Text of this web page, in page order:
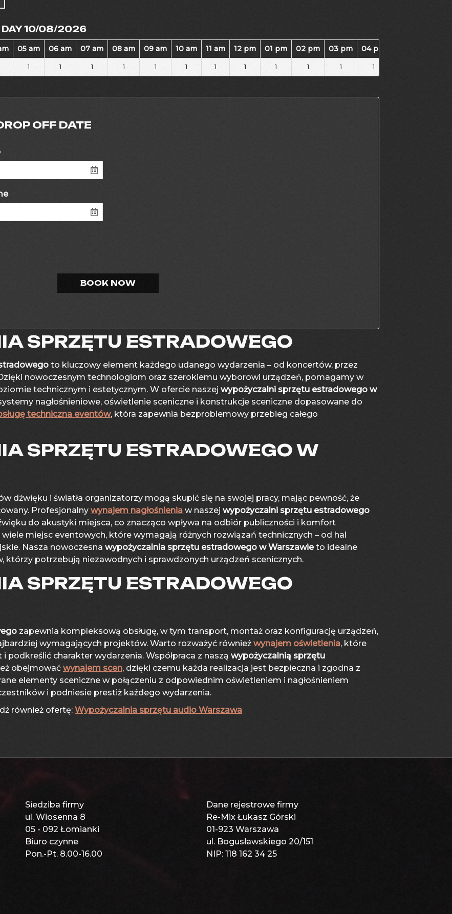
DAY 10/08/2026
05 am 06 am 07 am 08 am 09 am 10 am 11 am 12 pm 01 pm 02 pm 03 pm 04 pm
1 1 1 1 1 1 1 1 1 1 1 1
OFF DATE
SPRZĘTU ESTRADOWEGO
to kluczowy element każdego udanego wydarzenia – od koncertów, przez
nowoczesnym technologiom oraz szerokiemu wyborowi urządzeń, pomagamy w
technicznym i estetycznym. W ofercie naszej wypożyczalni sprzętu estradowego w
nagłośnieniowe, oświetlenie sceniczne i konstrukcje sceniczne dopasowane do
techniczna eventów, która zapewnia bezproblemowy przebieg całego
SPRZĘTU ESTRADOWEGO W
dźwięku i światła organizatorzy mogą skupić się na swojej pracy, mając pewność, że
Profesjonalny wynajem nagłośnienia w naszej wypożyczalni sprzętu estradowego
do akustyki miejsca, co znacząco wpływa na odbiór publiczności i komfort
miejsc eventowych, które wymagają różnych rozwiązań technicznych – od hal
Nasza nowoczesna wypożyczalnia sprzętu estradowego w Warszawieto idealne
którzy potrzebują niezawodnych i sprawdzonych urządzeń scenicznych.
SPRZĘTU ESTRADOWEGO
zapewnia kompleksową obsługę, w tym transport, montaż oraz konfigurację urządzeń,
wymagających projektów. Warto rozważyć również wynajem oświetlenia, które
charakter wydarzenia. Współpraca z naszą wypożyczalnią sprzętu
obejmować wynajem scen, dzięki czemu każda realizacja jest bezpieczna i zgodna z
elementy sceniczne w połączeniu z odpowiednim oświetleniem i nagłośnieniem
i podniesie prestiż każdego wydarzenia.
również ofertę: Wypożyczalnia sprzętu audio Warszawa
Siedziba firmy
ul. Wiosenna 8
05 - 092 Łomianki
Biuro czynne
Pon.-Pt. 8.00-16.00
Dane rejestrowe firmy
Re-Mix Łukasz Górski
01-923 Warszawa
ul. Bogusławskiego 20/151
NIP: 118 162 34 25